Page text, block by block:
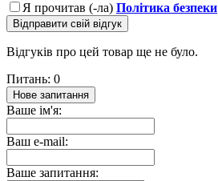
Я прочитав (-ла) Політика безпеки
Відправити свій відгук
Відгуків про цей товар ще не було.
Питань: 0
Нове запитання
Ваше ім'я:
Ваш e-mail:
Ваше запитання: